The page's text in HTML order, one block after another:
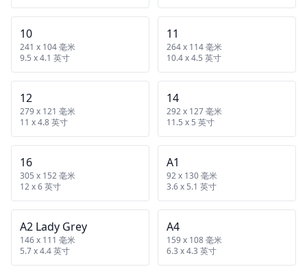
10
241 x 104 毫米
9.5 x 4.1 英寸
11
264 x 114 毫米
10.4 x 4.5 英寸
12
279 x 121 毫米
11 x 4.8 英寸
14
292 x 127 毫米
11.5 x 5 英寸
16
305 x 152 毫米
12 x 6 英寸
A1
92 x 130 毫米
3.6 x 5.1 英寸
A2 Lady Grey
146 x 111 毫米
5.7 x 4.4 英寸
A4
159 x 108 毫米
6.3 x 4.3 英寸